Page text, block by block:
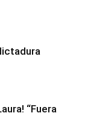
“Fuera